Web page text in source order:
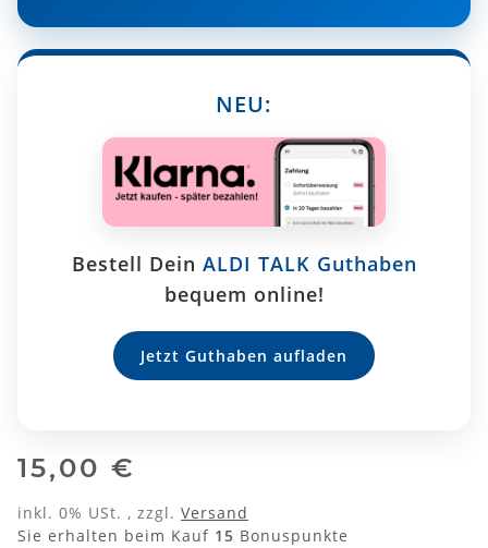
NEU:
Bestell Dein ALDI TALK Guthaben
bequem online!
Jetzt Guthaben aufladen
15,00 €
inkl. 0% USt. , zzgl. Versand
Sie erhalten beim Kauf 15 Bonuspunkte